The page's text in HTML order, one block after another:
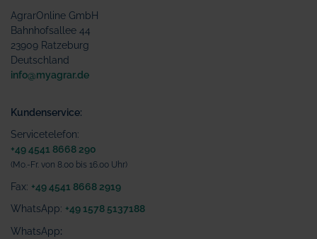
AgrarOnline GmbH
Bahnhofsallee 44
23909 Ratzeburg
Deutschland
info@myagrar.de
Kundenservice:
Servicetelefon:
+49 4541 8668 290
(Mo.-Fr. von 8.00 bis 16.00 Uhr)
Fax: +49 4541 8668 2919
WhatsApp: +49 1578 5137188
WhatsApp: